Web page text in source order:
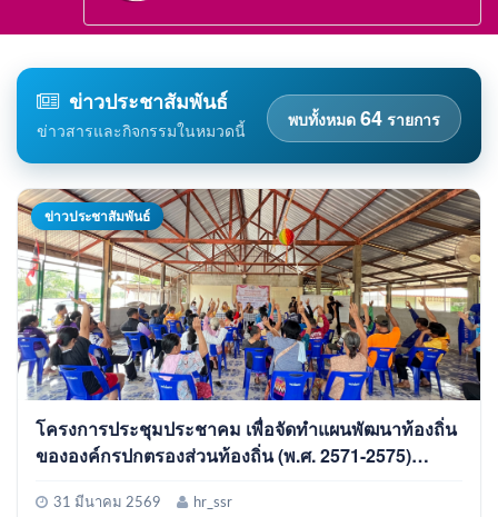
ข่าวประชาสัมพันธ์
ข่าวสารและกิจกรรมในหมวดนี้
พบทั้งหมด 64 รายการ
ข่าวประชาสัมพันธ์
โครงการประชุมประชาคม เพื่อจัดทำแผนพัฒนาท้องถิ่น
ขององค์กรปกตรองส่วนท้องถิ่น (พ.ศ. 2571-2575)
31 มีนาคม 2569 hr_ssr